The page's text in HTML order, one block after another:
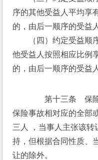
序的其他受益人平均享
的，由后一顺序的受益
（四）约定受益顺序
他受益人按照相应比例
的，由后一顺序的受益
第十三条　保险
保险事故相对应的全部
三人 ，当事人主张该转
持，但根据合同性质、
让的除外。